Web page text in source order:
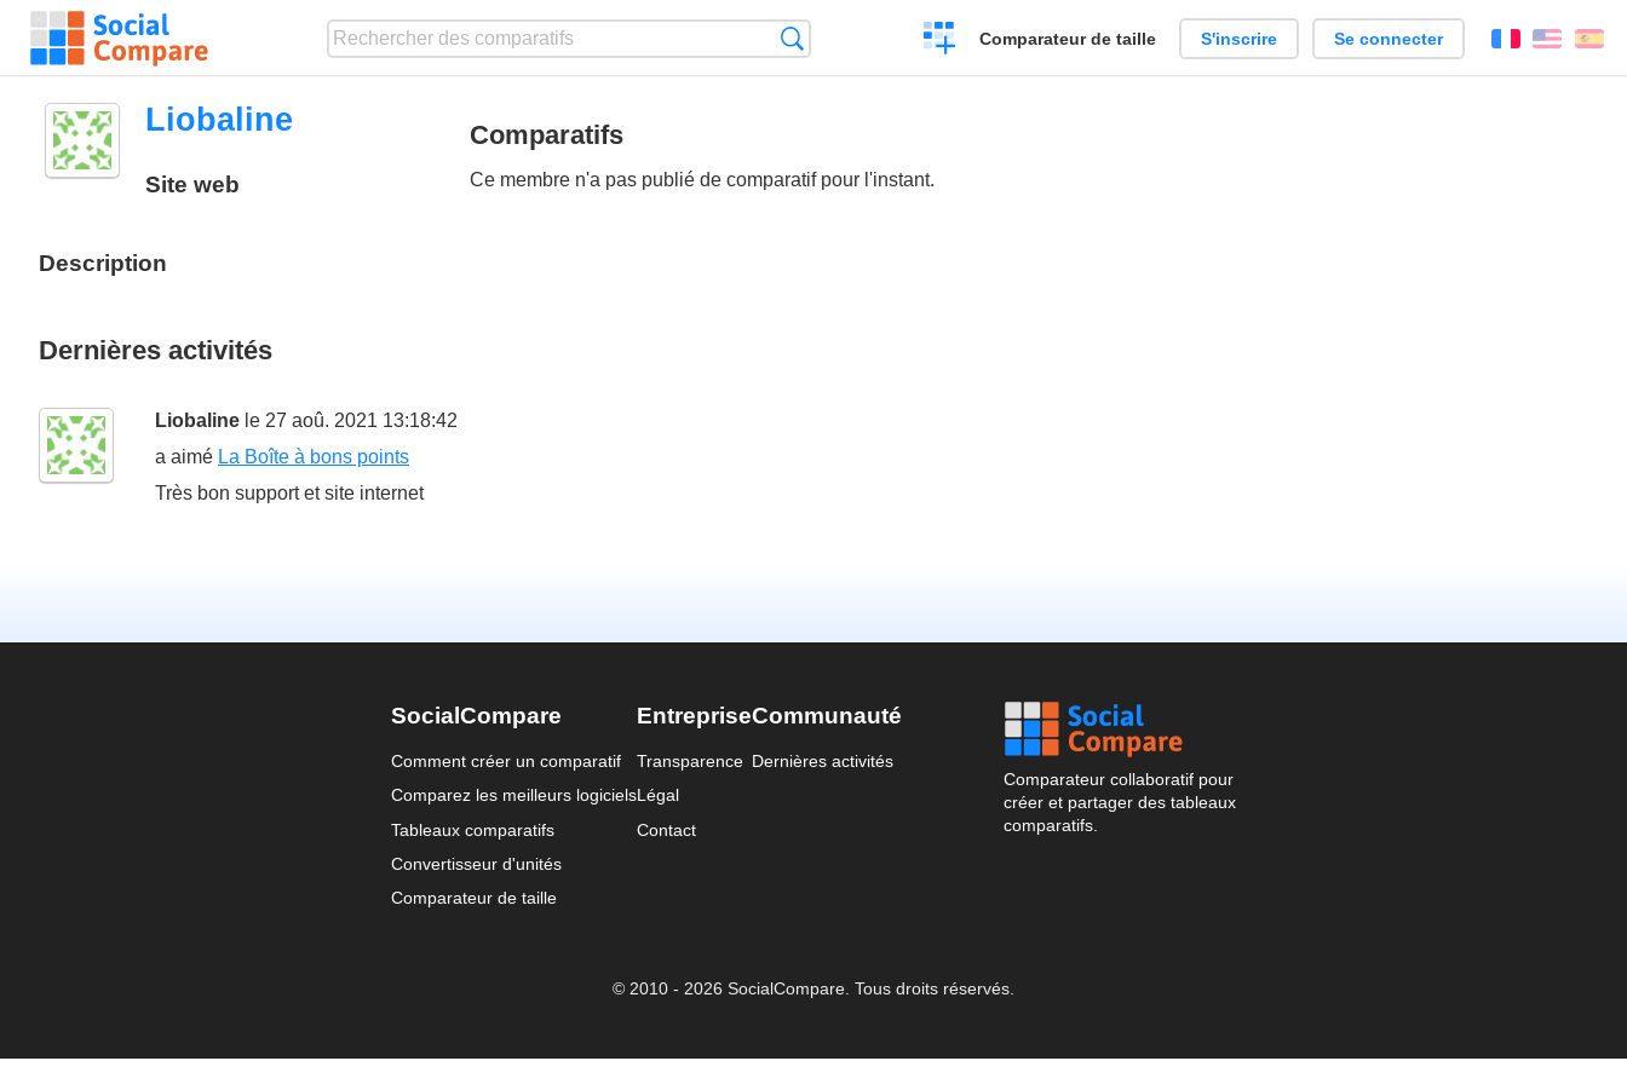
Créer
un
Comparateur de taille S'inscrire Se connecter FrançaisEnglish
Liobaline
Site web
Description
Comparatifs
Ce membre n'a pas publié de comparatif pour l'instant.
Dernières activités
Liobaline le 27 aoû. 2021 13:18:42
a aimé La Boîte à bons points
Très bon support et site internet
SocialCompare
Comment créer un comparatif
Comparez les meilleurs logiciels
Tableaux comparatifs
Convertisseur d'unités
Comparateur de taille
Entreprise
Transparence
Légal
Contact
Communauté
Dernières activités
Comparateur collaboratif pour
créer et partager des tableaux
comparatifs.
© 2010 - 2026 SocialCompare. Tous droits réservés.